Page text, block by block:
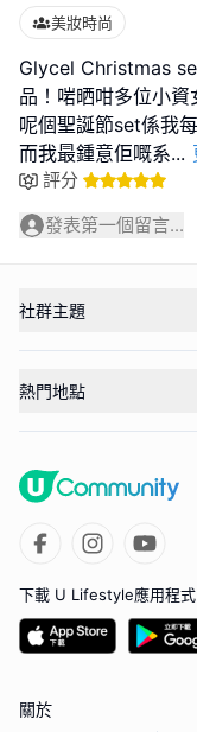
美妝時尚
Glycel Christmas
品！啱晒咁多位小資
呢個聖誕節set係我
而我最鍾意佢嘅系...
評分
發表第一個留言...
社群主題
熱門地點
下載 U Lifestyle應用程式
關於